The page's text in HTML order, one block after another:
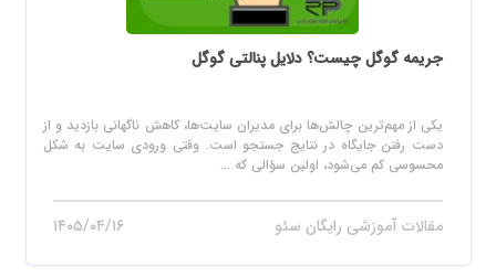
جریمه گوگل چیست؟ دلایل پنالتی گوگل
یکی از مهم‌ترین چالش‌ها برای مدیران سایت‌ها، کاهش ناگهانی بازدید و از
دست رفتن جایگاه در نتایج جستجو است. وقتی ورودی سایت به شکل
محسوسی کم می‌شود، اولین سؤالی که ...
مقالات آموزشی رایگان سئو ۱۴۰۵/۰۴/۱۶